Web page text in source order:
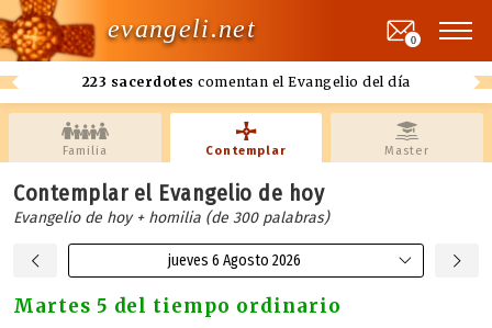
evangeli.net
223 sacerdotes comentan el Evangelio del día
0
Familia Contemplar Master
Contemplar el Evangelio de hoy
Evangelio de hoy + homilia (de 300 palabras)
jueves 6 Agosto 2026
Martes 5 del tiempo ordinario